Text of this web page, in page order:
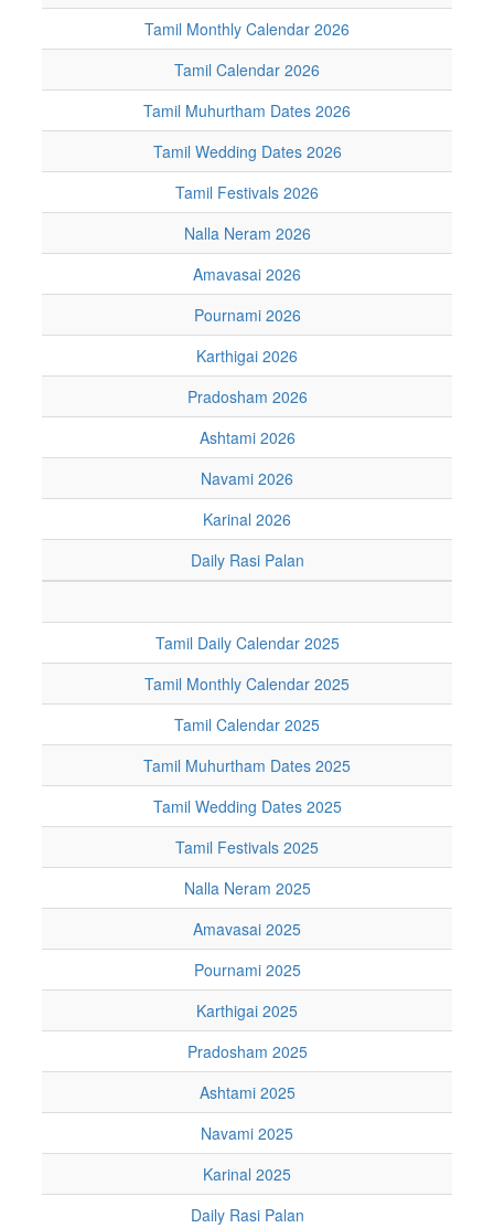
Tamil Monthly Calendar 2026
Tamil Calendar 2026
Tamil Muhurtham Dates 2026
Tamil Wedding Dates 2026
Tamil Festivals 2026
Nalla Neram 2026
Amavasai 2026
Pournami 2026
Karthigai 2026
Pradosham 2026
Ashtami 2026
Navami 2026
Karinal 2026
Daily Rasi Palan
Tamil Daily Calendar 2025
Tamil Monthly Calendar 2025
Tamil Calendar 2025
Tamil Muhurtham Dates 2025
Tamil Wedding Dates 2025
Tamil Festivals 2025
Nalla Neram 2025
Amavasai 2025
Pournami 2025
Karthigai 2025
Pradosham 2025
Ashtami 2025
Navami 2025
Karinal 2025
Daily Rasi Palan